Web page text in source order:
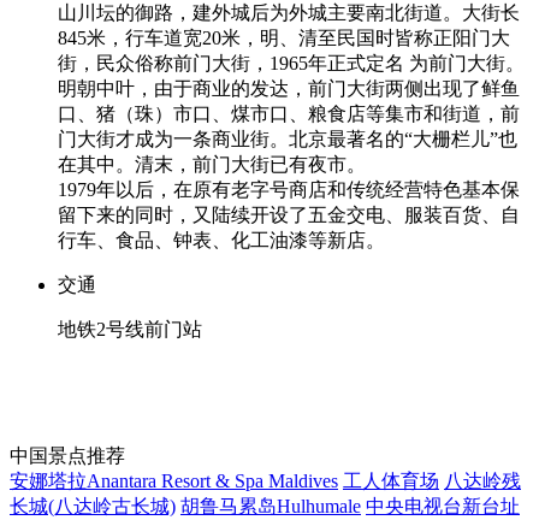
山川坛的御路，建外城后为外城主要南北街道。大街长
845米，行车道宽20米，明、清至民国时皆称正阳门大
街，民众俗称前门大街，1965年正式定名 为前门大街。
明朝中叶，由于商业的发达，前门大街两侧出现了鲜鱼
口、猪（珠）市口、煤市口、粮食店等集市和街道，前
门大街才成为一条商业街。北京最著名的“大栅栏儿”也
在其中。清末，前门大街已有夜市。
1979年以后，在原有老字号商店和传统经营特色基本保
留下来的同时，又陆续开设了五金交电、服装百货、自
行车、食品、钟表、化工油漆等新店。
交通
地铁2号线前门站
中国景点推荐
安娜塔拉Anantara Resort & Spa Maldives 工人体育场 八达岭残
长城(八达岭古长城) 胡鲁马累岛Hulhumale 中央电视台新台址